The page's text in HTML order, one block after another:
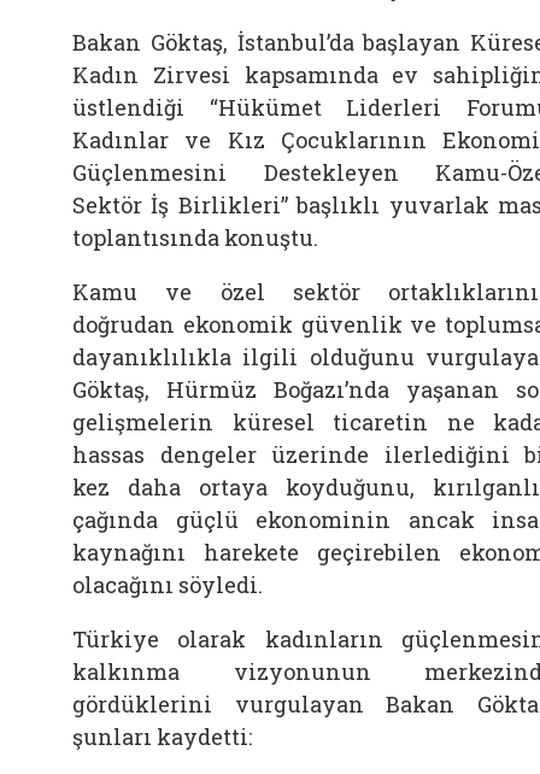
Bakan Göktaş, İstanbul’da başlayan
Kadın Zirvesi kapsamında ev
üstlendiği “Hükümet Liderleri
Kadınlar ve Kız Çocuklarının
Güçlenmesini Destekleyen Kamu-
Sektör İş Birlikleri” başlıklı yuvarlak
toplantısında konuştu.
Kamu ve özel sektör
doğrudan ekonomik güvenlik ve
dayanıklılıkla ilgili olduğunu
Göktaş, Hürmüz Boğazı’nda yaşanan
gelişmelerin küresel ticaretin ne
hassas dengeler üzerinde ilerlediğini
kez daha ortaya koyduğunu,
çağında güçlü ekonominin ancak
kaynağını harekete geçirebilen
olacağını söyledi.
Türkiye olarak kadınların
kalkınma vizyonunun
gördüklerini vurgulayan Bakan
şunları kaydetti: